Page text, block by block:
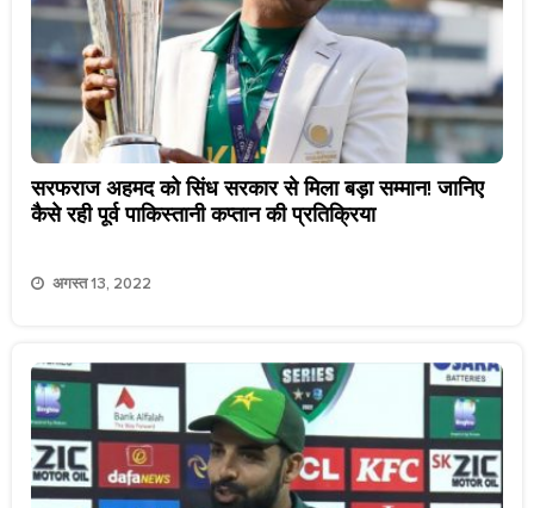
सरफराज अहमद को सिंध सरकार से मिला बड़ा सम्मान! जानिए
कैसे रही पूर्व पाकिस्तानी कप्तान की प्रतिक्रिया
अगस्त 13, 2022